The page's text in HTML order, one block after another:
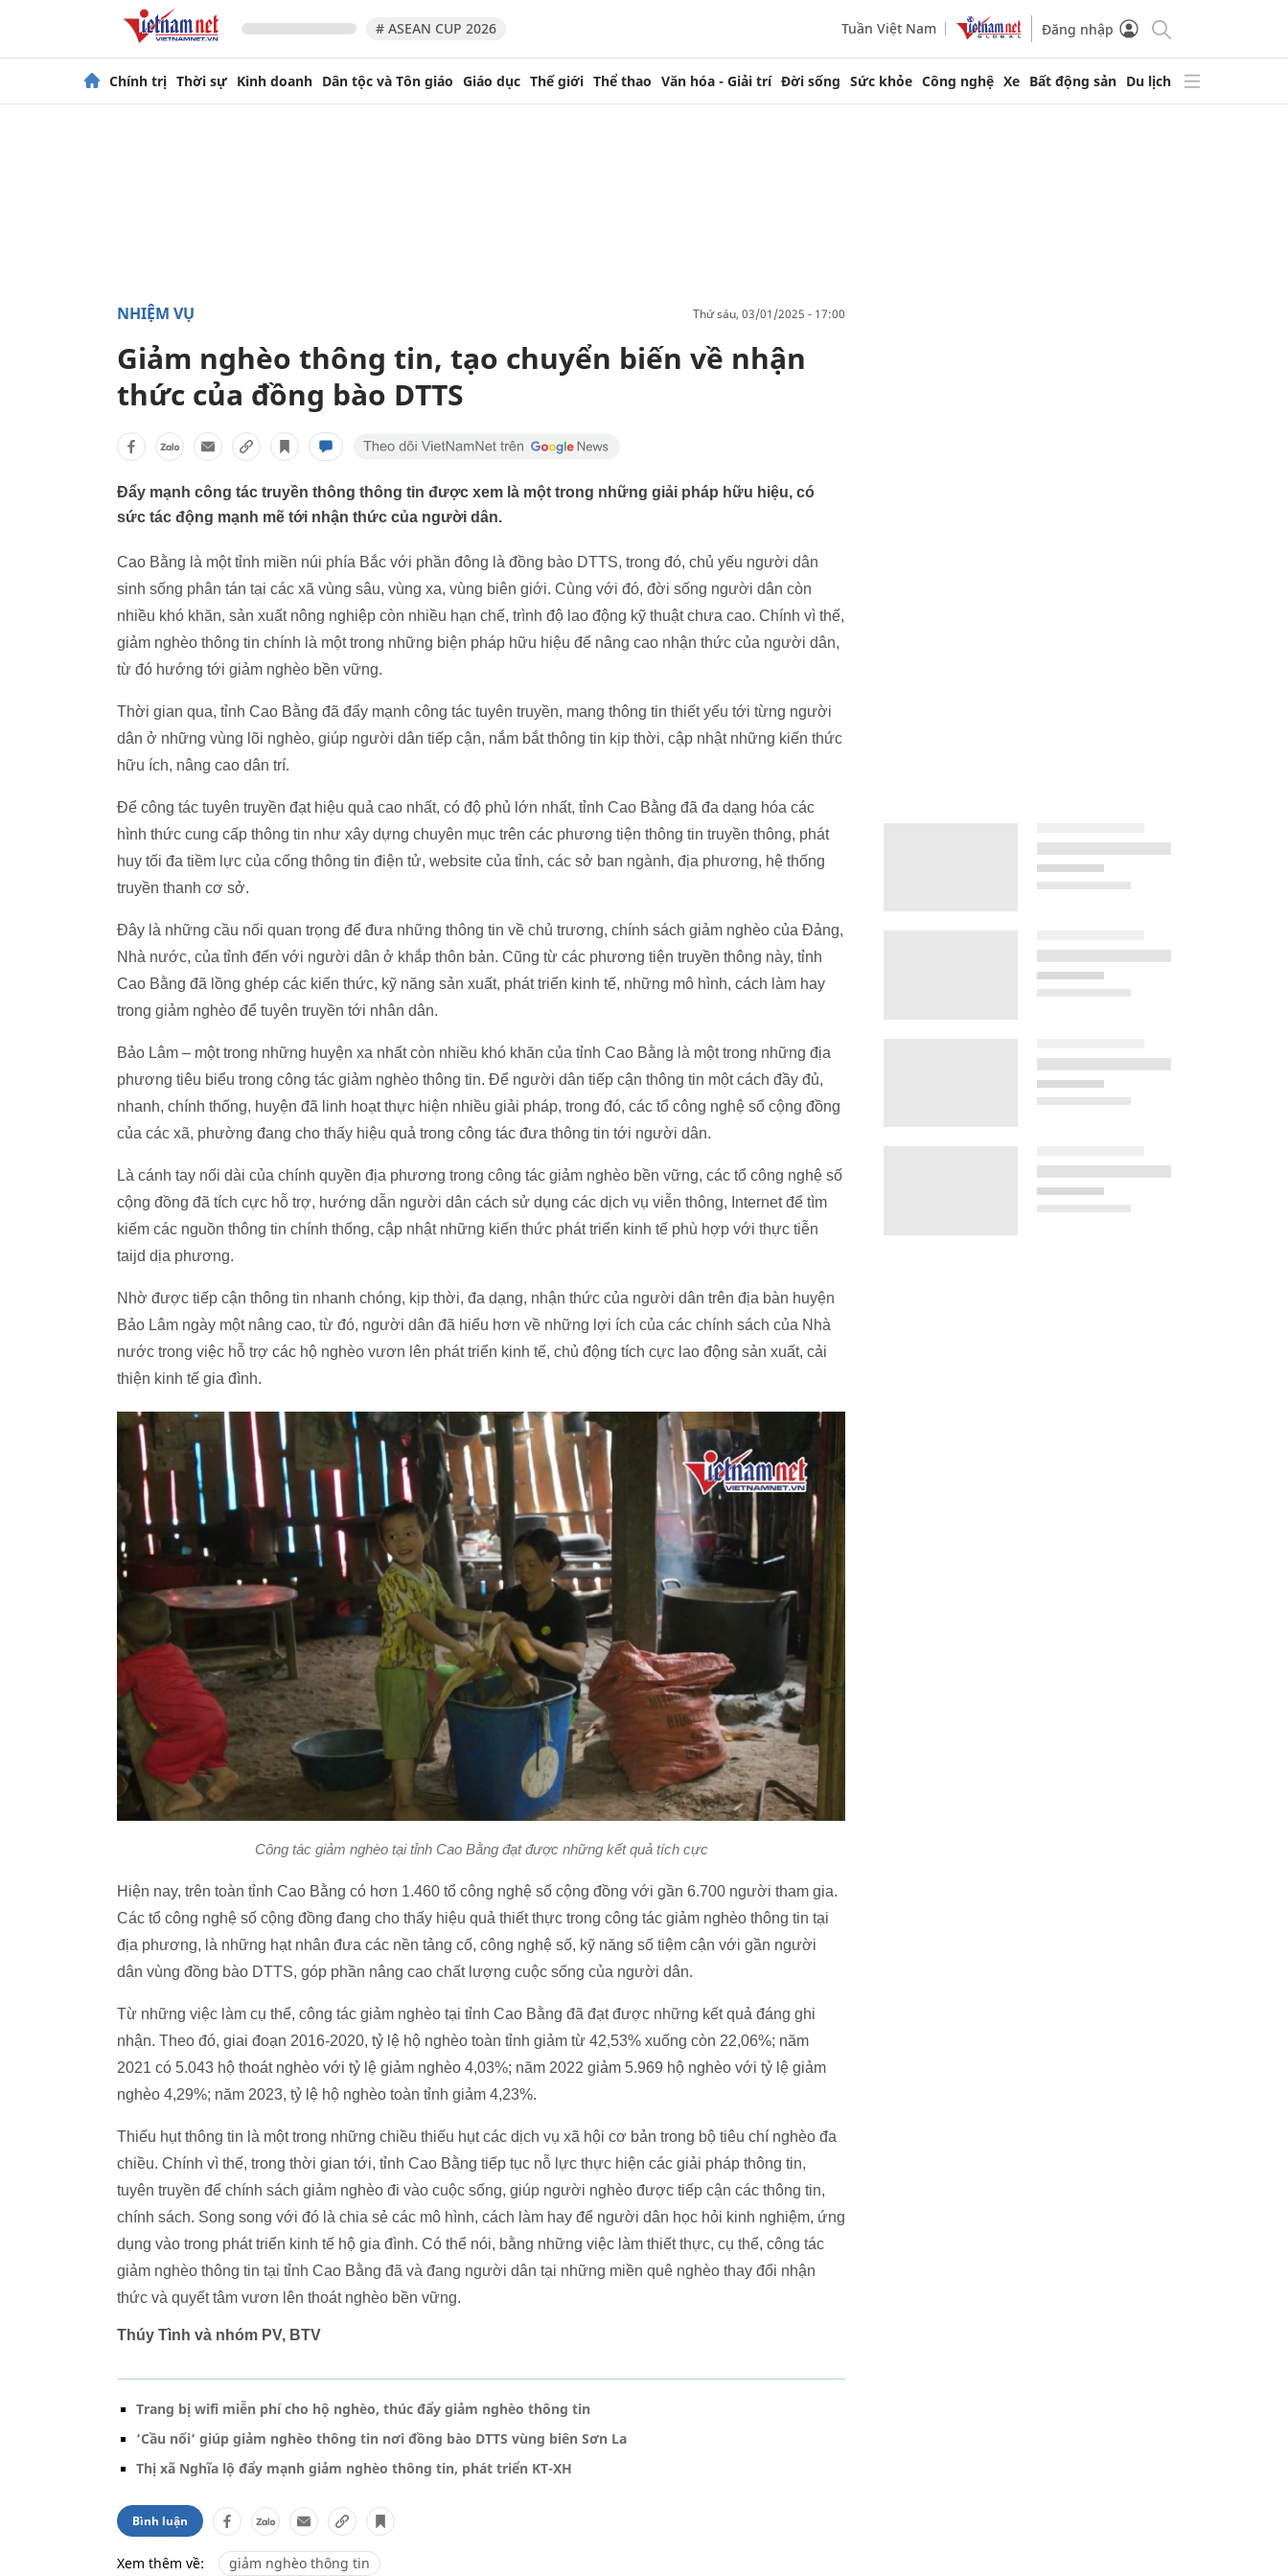
# ASEAN CUP 2026 Tuần Việt Nam Đăng nhập
Chính trị Thời sự Kinh doanh Dân tộc và Tôn giáo Giáo dục Thế giới Thể thao Văn hóa - Giải trí Đời sống Sức khỏe Công nghệ Xe Bất động sản Du lịch
NHIỆM VỤ thứ sáu, 03/01/2025 - 17:00
Giảm nghèo thông tin, tạo chuyển biến về nhận
thức của đồng bào DTTS
Đẩy mạnh công tác truyền thông thông tin được xem là một trong những giải pháp hữu hiệu, có
sức tác động mạnh mẽ tới nhận thức của người dân.
Cao Bằng là một tỉnh miền núi phía Bắc với phần đông là đồng bào DTTS, trong đó, chủ yếu người dân
sinh sống phân tán tại các xã vùng sâu, vùng xa, vùng biên giới. Cùng với đó, đời sống người dân còn
nhiều khó khăn, sản xuất nông nghiệp còn nhiều hạn chế, trình độ lao động kỹ thuật chưa cao. Chính vì thế,
giảm nghèo thông tin chính là một trong những biện pháp hữu hiệu để nâng cao nhận thức của người dân,
từ đó hướng tới giảm nghèo bền vững.
Thời gian qua, tỉnh Cao Bằng đã đẩy mạnh công tác tuyên truyền, mang thông tin thiết yếu tới từng người
dân ở những vùng lõi nghèo, giúp người dân tiếp cận, nắm bắt thông tin kịp thời, cập nhật những kiến thức
hữu ích, nâng cao dân trí.
Để công tác tuyên truyền đạt hiệu quả cao nhất, có độ phủ lớn nhất, tỉnh Cao Bằng đã đa dạng hóa các
hình thức cung cấp thông tin như xây dựng chuyên mục trên các phương tiện thông tin truyền thông, phát
huy tối đa tiềm lực của cổng thông tin điện tử, website của tỉnh, các sở ban ngành, địa phương, hệ thống
truyền thanh cơ sở.
Đây là những cầu nối quan trọng để đưa những thông tin về chủ trương, chính sách giảm nghèo của Đảng,
Nhà nước, của tỉnh đến với người dân ở khắp thôn bản. Cũng từ các phương tiện truyền thông này, tỉnh
Cao Bằng đã lồng ghép các kiến thức, kỹ năng sản xuất, phát triển kinh tế, những mô hình, cách làm hay
trong giảm nghèo để tuyên truyền tới nhân dân.
Bảo Lâm – một trong những huyện xa nhất còn nhiều khó khăn của tỉnh Cao Bằng là một trong những địa
phương tiêu biểu trong công tác giảm nghèo thông tin. Để người dân tiếp cận thông tin một cách đầy đủ,
nhanh, chính thống, huyện đã linh hoạt thực hiện nhiều giải pháp, trong đó, các tổ công nghệ số cộng đồng
của các xã, phường đang cho thấy hiệu quả trong công tác đưa thông tin tới người dân.
Là cánh tay nối dài của chính quyền địa phương trong công tác giảm nghèo bền vững, các tổ công nghệ số
cộng đồng đã tích cực hỗ trợ, hướng dẫn người dân cách sử dụng các dịch vụ viễn thông, Internet để tìm
kiếm các nguồn thông tin chính thống, cập nhật những kiến thức phát triển kinh tế phù hợp với thực tiễn
taijd dịa phương.
Nhờ được tiếp cận thông tin nhanh chóng, kịp thời, đa dạng, nhận thức của người dân trên địa bàn huyện
Bảo Lâm ngày một nâng cao, từ đó, người dân đã hiểu hơn về những lợi ích của các chính sách của Nhà
nước trong việc hỗ trợ các hộ nghèo vươn lên phát triển kinh tế, chủ động tích cực lao động sản xuất, cải
thiện kinh tế gia đình.
Công tác giảm nghèo tại tỉnh Cao Bằng đạt được những kết quả tích cực
Hiện nay, trên toàn tỉnh Cao Bằng có hơn 1.460 tổ công nghệ số cộng đồng với gần 6.700 người tham gia.
Các tổ công nghệ số cộng đồng đang cho thấy hiệu quả thiết thực trong công tác giảm nghèo thông tin tại
địa phương, là những hạt nhân đưa các nền tảng cố, công nghệ số, kỹ năng số tiệm cận với gần người
dân vùng đồng bào DTTS, góp phần nâng cao chất lượng cuộc sống của người dân.
Từ những việc làm cụ thể, công tác giảm nghèo tại tỉnh Cao Bằng đã đạt được những kết quả đáng ghi
nhận. Theo đó, giai đoạn 2016-2020, tỷ lệ hộ nghèo toàn tỉnh giảm từ 42,53% xuống còn 22,06%; năm
2021 có 5.043 hộ thoát nghèo với tỷ lệ giảm nghèo 4,03%; năm 2022 giảm 5.969 hộ nghèo với tỷ lệ giảm
nghèo 4,29%; năm 2023, tỷ lệ hộ nghèo toàn tỉnh giảm 4,23%.
Thiếu hụt thông tin là một trong những chiều thiếu hụt các dịch vụ xã hội cơ bản trong bộ tiêu chí nghèo đa
chiều. Chính vì thế, trong thời gian tới, tỉnh Cao Bằng tiếp tục nỗ lực thực hiện các giải pháp thông tin,
tuyên truyền để chính sách giảm nghèo đi vào cuộc sống, giúp người nghèo được tiếp cận các thông tin,
chính sách. Song song với đó là chia sẻ các mô hình, cách làm hay để người dân học hỏi kinh nghiệm, ứng
dụng vào trong phát triển kinh tế hộ gia đình. Có thể nói, bằng những việc làm thiết thực, cụ thể, công tác
giảm nghèo thông tin tại tỉnh Cao Bằng đã và đang người dân tại những miền quê nghèo thay đổi nhận
thức và quyết tâm vươn lên thoát nghèo bền vững.
Thúy Tình và nhóm PV, BTV
Trang bị wifi miễn phí cho hộ nghèo, thúc đẩy giảm nghèo thông tin
‘Cầu nối’ giúp giảm nghèo thông tin nơi đồng bào DTTS vùng biên Sơn La
Thị xã Nghĩa lộ đẩy mạnh giảm nghèo thông tin, phát triển KT-XH
Bình luận
Xem thêm về: giảm nghèo thông tin